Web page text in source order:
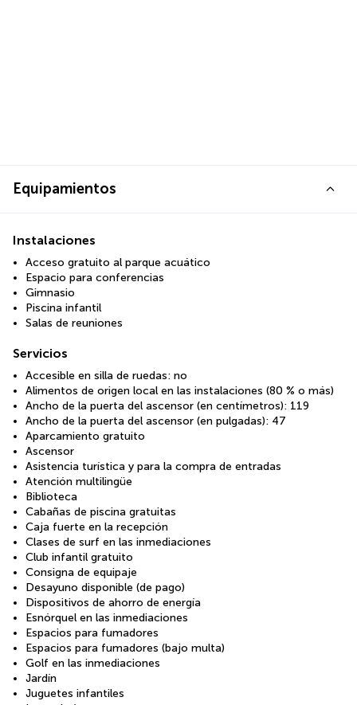
Equipamientos
Instalaciones
Acceso gratuito al parque acuático
Espacio para conferencias
Gimnasio
Piscina infantil
Salas de reuniones
Servicios
Accesible en silla de ruedas: no
Alimentos de origen local en las instalaciones (80 % o más)
Ancho de la puerta del ascensor (en centímetros): 119
Ancho de la puerta del ascensor (en pulgadas): 47
Aparcamiento gratuito
Ascensor
Asistencia turística y para la compra de entradas
Atención multilingüe
Biblioteca
Cabañas de piscina gratuitas
Caja fuerte en la recepción
Clases de surf en las inmediaciones
Club infantil gratuito
Consigna de equipaje
Desayuno disponible (de pago)
Dispositivos de ahorro de energía
Esnórquel en las inmediaciones
Espacios para fumadores
Espacios para fumadores (bajo multa)
Golf en las inmediaciones
Jardín
Juguetes infantiles